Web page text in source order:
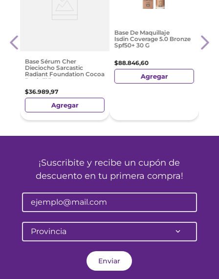
Base Sérum Cher
Dieciocho Sarcastic
Radiant Foundation Cocoa
Dusk 515
$36.989,97
Agregar
Base De Maquillaje
Isdin Coverage 5.0 Bronze
Spf50+ 30 G
$88.846,60
Agregar
¡Suscribite y recibe un cupón de
descuento en tu primera compra!
Provincia
Enviar